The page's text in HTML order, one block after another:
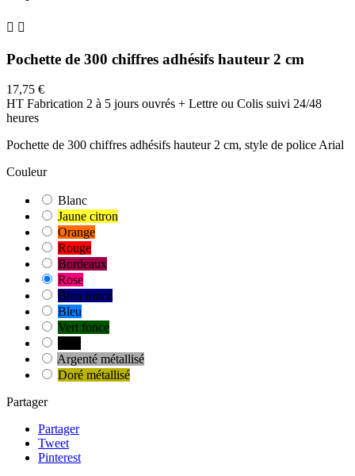
 
Pochette de 300 chiffres adhésifs hauteur 2 cm
17,75 €
HT Fabrication 2 à 5 jours ouvrés + Lettre ou Colis suivi 24/48
heures
Pochette de 300 chiffres adhésifs hauteur 2 cm, style de police Arial
Couleur
Blanc
Jaune citron
Orange
Rouge
Bordeaux
Rose
Bleu foncé
Bleu
Vert fonce
Argenté métallisé
Doré métallisé
Partager
Partager
Tweet
Pinterest